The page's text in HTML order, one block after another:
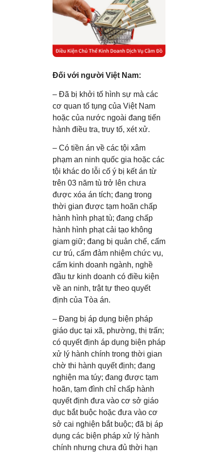
Đối với người Việt Nam:
– Đã bị khởi tố hình sự mà các
cơ quan tố tụng của Việt Nam
hoặc của nước ngoài đang tiến
hành điều tra, truy tố, xét xử.
– Có tiền án về các tội xâm
phạm an ninh quốc gia hoặc các
tội khác do lỗi cố ý bị kết án từ
trên 03 năm tù trở lên chưa
được xóa án tích; đang trong
thời gian được tạm hoãn chấp
hành hình phạt tù; đang chấp
hành hình phạt cải tạo không
giam giữ; đang bị quản chế, cấm
cư trú, cấm đảm nhiệm chức vụ,
cấm kinh doanh ngành, nghề
đầu tư kinh doanh có điều kiện
về an ninh, trật tự theo quyết
định của Tòa án.
– Đang bị áp dụng biện pháp
giáo dục tại xã, phường, thị trấn;
có quyết định áp dụng biện pháp
xử lý hành chính trong thời gian
chờ thi hành quyết định; đang
nghiện ma túy; đang được tạm
hoãn, tạm đình chỉ chấp hành
quyết định đưa vào cơ sở giáo
dục bắt buộc hoặc đưa vào cơ
sở cai nghiện bắt buộc; đã bị áp
dụng các biện pháp xử lý hành
chính nhưng chưa đủ thời hạn